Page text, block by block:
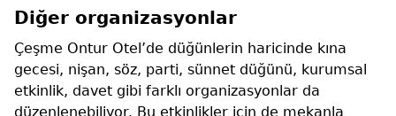
Diğer organizasyonlar
Çeşme Ontur Otel’de düğünlerin haricinde kına
gecesi, nişan, söz, parti, sünnet düğünü, kurumsal
etkinlik, davet gibi farklı organizasyonlar da
düzenlenebiliyor. Bu etkinlikler için de mekanla